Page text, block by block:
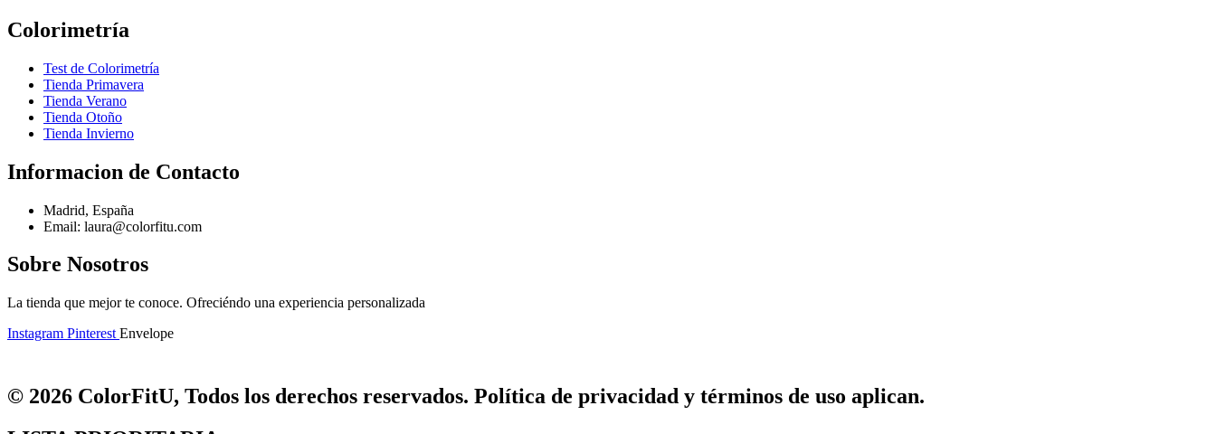
Colorimetría
Test de Colorimetría
Tienda Primavera
Tienda Verano
Tienda Otoño
Tienda Invierno
Informacion de Contacto
Madrid, España
Email: laura@colorfitu.com
Sobre Nosotros
La tienda que mejor te conoce. Ofreciéndo una experiencia personalizada
Instagram Pinterest Envelope
© 2026 ColorFitU, Todos los derechos reservados. Política de privacidad y términos de uso aplican.